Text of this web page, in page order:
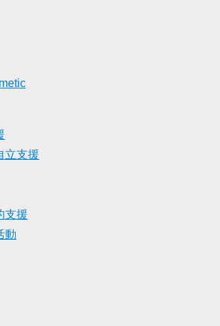
立支援
支援
動